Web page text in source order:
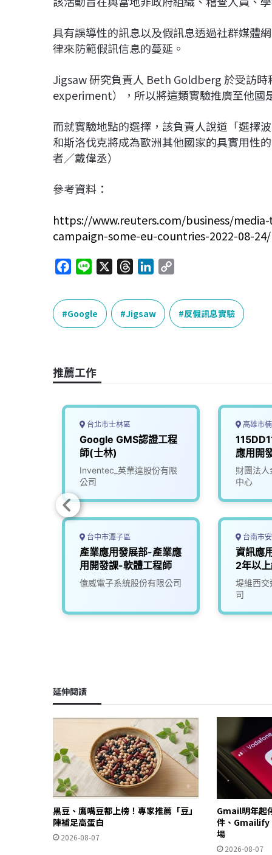
具有誤導性的訊息以及假訊息透過社群媒體
律來防範假訊信息的蔓延。
Jigsaw 研究負責人 Beth Goldberg 於受訪
experiment），所以將這類實驗推廣至他國
而就實驗地點的選擇，該負責人說道「選擇
和斯洛伐克將成為歐洲其他國家的具實用性
者／戴偉丞）
參考資料：
https://www.reuters.com/business/
campaign-some-eu-countries-2022-08-24/
c
e
b
k
n
e
r
e
a
n
k
e
p
L
Google Jigsaw 反假訊息實驗
推薦工作
台北市士林區
Google GMS認證工程
師(士林)
Inventec_英業達股份有限
公司
台中市潭子區
產業應用發展部-產業應
用開發課-軟體工程師
億威電子系統股份有限公司
高雄市
應用開
財團法
中心
台南市
資訊應
2年以
堤維西交
司
延伸閱讀
黑豆、鷹嘴豆都上榜！專家推薦「豆」
陣補足高蛋白
2026-08-07
Gmail明年起
件、Gmailify
場
2026-08-07